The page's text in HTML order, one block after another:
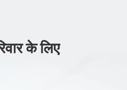
के लिए